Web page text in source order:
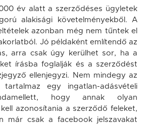
év alatt a szerződéses ügyletek
alakisági követelményekből. A
azonban még nem tűntek el
Jó példaként említendő az
arra csak úgy kerülhet sor, ha a
írásba foglalják és a szerződést
ellenjegyzi. Nem mindegy az
egy ingatlan-adásvételi
hogy annak olyan
azonosítania a szerződő feleket,
már csak a facebook jelszavakat